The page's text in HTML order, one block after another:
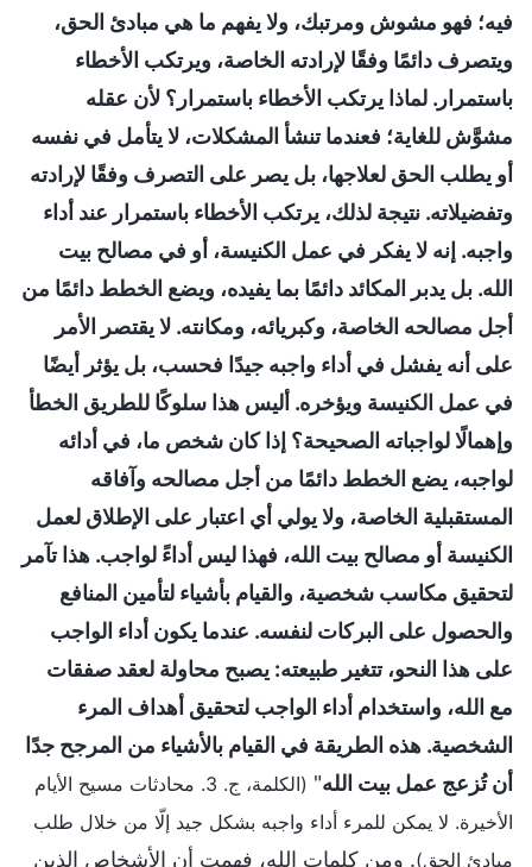
فيه؛ فهو مشوش ومرتبك، ولا يفهم ما هي مبادئ الحق،
ويتصرف دائمًا وفقًا لإرادته الخاصة، ويرتكب الأخطاء
باستمرار. لماذا يرتكب الأخطاء باستمرار؟ لأن عقله
مشوَّش للغاية؛ فعندما تنشأ المشكلات، لا يتأمل في نفسه
أو يطلب الحق لعلاجها، بل يصر على التصرف وفقًا لإرادته
وتفضيلاته. نتيجة لذلك، يرتكب الأخطاء باستمرار عند أداء
واجبه. إنه لا يفكر في عمل الكنيسة، أو في مصالح بيت
الله. بل يدبر المكائد دائمًا بما يفيده، ويضع الخطط دائمًا من
أجل مصالحه الخاصة، وكبريائه، ومكانته. لا يقتصر الأمر
على أنه يفشل في أداء واجبه جيدًا فحسب، بل يؤثر أيضًا
في عمل الكنيسة ويؤخره. أليس هذا سلوكًا للطريق الخطأ
وإهمالًا لواجباته الصحيحة؟ إذا كان شخص ما، في أدائه
لواجبه، يضع الخطط دائمًا من أجل مصالحه وآفاقه
المستقبلية الخاصة، ولا يولي أي اعتبار على الإطلاق لعمل
الكنيسة أو مصالح بيت الله، فهذا ليس أداءً لواجب. هذا تآمر
لتحقيق مكاسب شخصية، والقيام بأشياء لتأمين المنافع
والحصول على البركات لنفسه. عندما يكون أداء الواجب
على هذا النحو، تتغير طبيعته: يصبح محاولة لعقد صفقات
مع الله، واستخدام أداء الواجب لتحقيق أهداف المرء
الشخصية. هذه الطريقة في القيام بالأشياء من المرجح جدًا
أن تُزعج عمل بيت الله"
(الكلمة، ج. 3. محادثات مسيح الأيام
الأخيرة. لا يمكن للمرء أداء واجبه بشكل جيد إلّا من خلال طلب
مبادئ الحق). ومن كلمات الله، فهمت أن الأشخاص الذين